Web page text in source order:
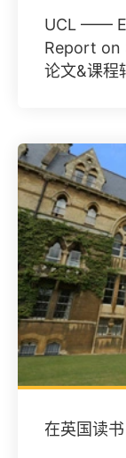
UCL ——
Report on
论文&课程
在英国读